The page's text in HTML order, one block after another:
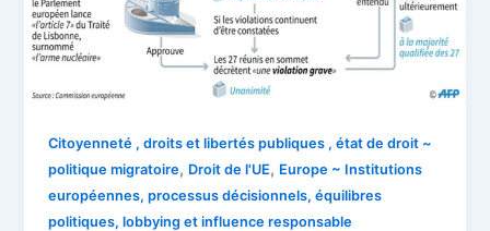
Citoyenneté , droits et libertés publiques , état de droit ~
politique migratoire, Droit de l'UE, Europe ~ Institutions
européennes, processus décisionnels, équilibres
politiques, lobbying et influence responsable